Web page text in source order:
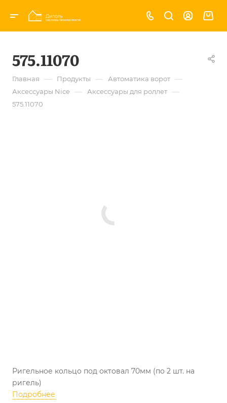
575.11070
Главная — Продукты — Автоматика ворот —
Аксессуары Nice — Аксессуары для роллет —
575.11070
Ригельное кольцо под октовал 70мм (по 2 шт. на
ригель)
Подробнее